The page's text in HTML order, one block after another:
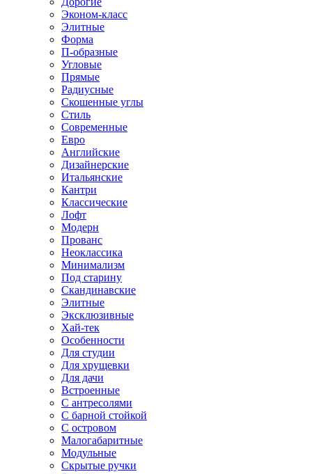
Эконом-класс
Элитные
Форма
П-образные
Угловые
Прямые
Радиусные
Скошенные углы
Стиль
Современные
Евро
Английские
Дизайнерские
Итальянские
Кантри
Классические
Лофт
Модерн
Прованс
Неоклассика
Минимализм
Под старину
Скандинавские
Элитные
Эксклюзивные
Хай-тек
Особенности
Для студии
Для хрущевки
Для дачи
Встроенные
С антресолями
С барной стойкой
С островом
Малогабаритные
Модульные
Скрытые ручки